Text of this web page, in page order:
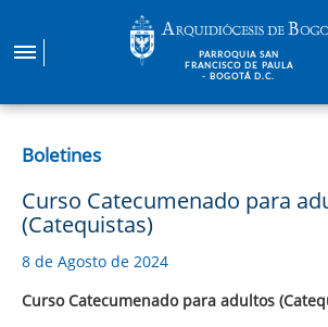
contenido
PARROQUIA SAN
FRANCISCO DE PAULA
- BOGOTÁ D.C.
Boletines
Curso Catecumenado para
(Catequistas)
8 de Agosto de 2024
Curso Catecumenado para adultos